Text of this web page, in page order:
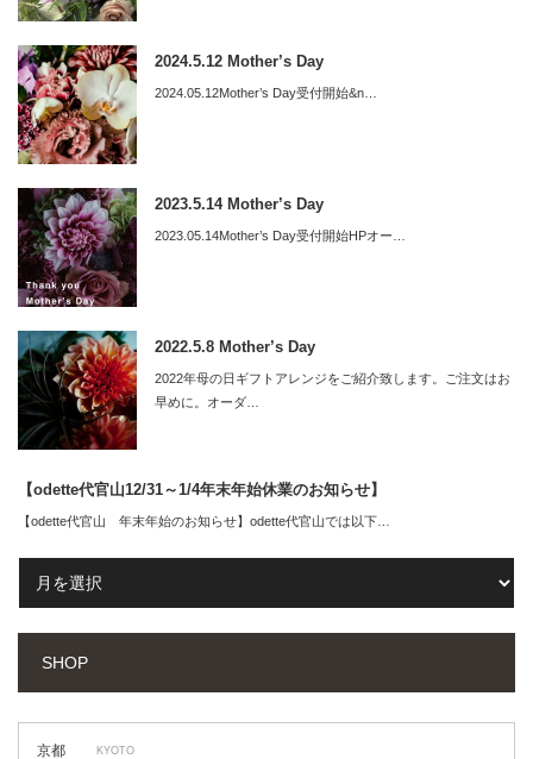
2024.5.12 Mother’s Day
2024.05.12Mother’s Day受付開始&n…
2023.5.14 Mother’s Day
2023.05.14Mother’s Day受付開始HPオー…
2022.5.8 Mother’s Day
2022年母の日ギフトアレンジをご紹介致します。ご注文はお
早めに。オーダ…
【odette代官山12/31～1/4年末年始休業のお知らせ】
【odette代官山 年末年始のお知らせ】odette代官山では以下…
SHOP
京都 KYOTO